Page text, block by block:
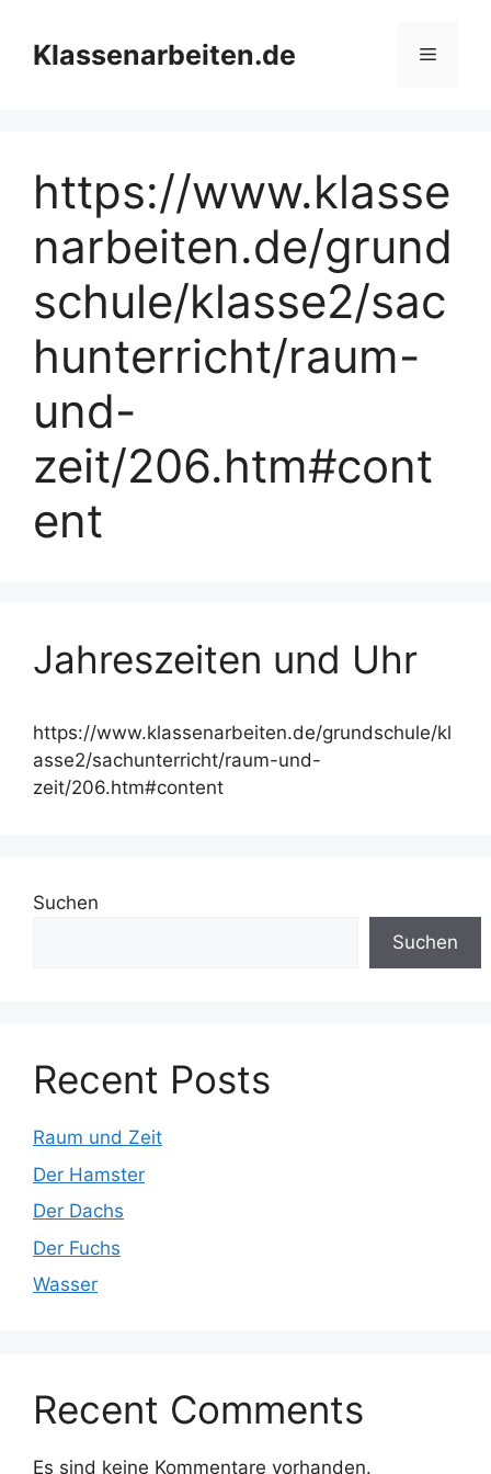
Inhalt
springenKlassenarbeiten.de Menü
https://www.klasse
narbeiten.de/grund
schule/klasse2/sac
hunterricht/raum-
und-
zeit/206.htm#cont
ent
Jahreszeiten und Uhr
https://www.klassenarbeiten.de/grundschule/kl
asse2/sachunterricht/raum-und-
zeit/206.htm#content
Suchen
Suchen
Recent Posts
Raum und Zeit
Der Hamster
Der Dachs
Der Fuchs
Wasser
Recent Comments
Es sind keine Kommentare vorhanden.